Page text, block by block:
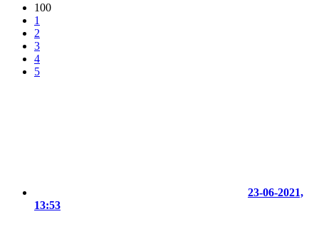
100
1
2
3
4
5
23-06-2021,
13:53